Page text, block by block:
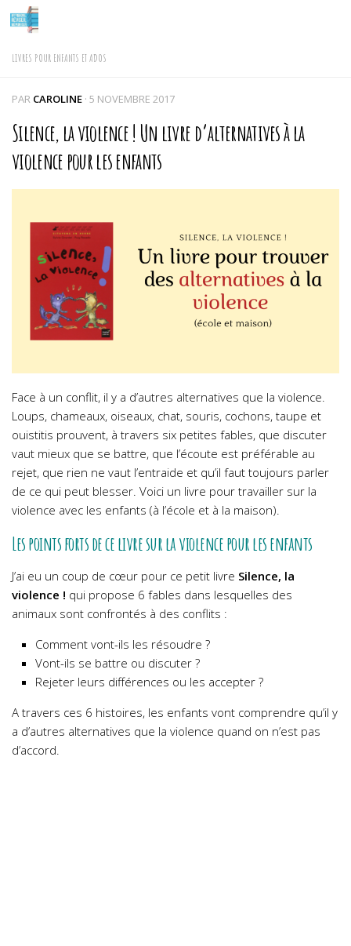
Skip to content
LIVRES POUR ENFANTS ET ADOS
PAR CAROLINE · 5 NOVEMBRE 2017
Silence, la violence ! Un livre d’alternatives à la
violence pour les enfants
Face à un conflit, il y a d’autres alternatives que la violence.
Loups, chameaux, oiseaux, chat, souris, cochons, taupe et
ouistitis prouvent, à travers six petites fables, que discuter
vaut mieux que se battre, que l’écoute est préférable au
rejet, que rien ne vaut l’entraide et qu’il faut toujours parler
de ce qui peut blesser. Voici un livre pour travailler sur la
violence avec les enfants (à l’école et à la maison).
Les points forts de ce livre sur la violence pour les enfants
J’ai eu un coup de cœur pour ce petit livre Silence, la
violence ! qui propose 6 fables dans lesquelles des
animaux sont confrontés à des conflits :
Comment vont-ils les résoudre ?
Vont-ils se battre ou discuter ?
Rejeter leurs différences ou les accepter ?
A travers ces 6 histoires, les enfants vont comprendre qu’il y
a d’autres alternatives que la violence quand on n’est pas
d’accord.